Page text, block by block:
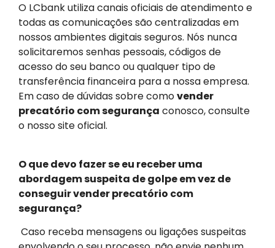
O LCbank utiliza canais oficiais de atendimento e
todas as comunicações são centralizadas em
nossos ambientes digitais seguros. Nós nunca
solicitaremos senhas pessoais, códigos de
acesso do seu banco ou qualquer tipo de
transferência financeira para a nossa empresa.
Em caso de dúvidas sobre comovender
precatório com segurança conosco, consulte
o nosso site oficial.
O que devo fazer se eu receber uma
abordagem suspeita de golpe em vez de
conseguir vender precatório com
segurança?
Caso receba mensagens ou ligações suspeitas